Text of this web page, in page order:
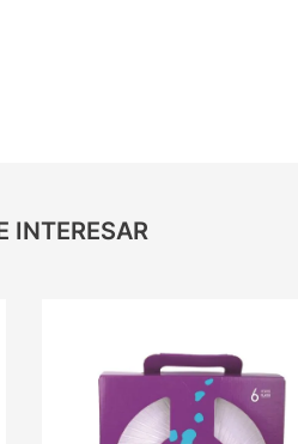
INTERESAR